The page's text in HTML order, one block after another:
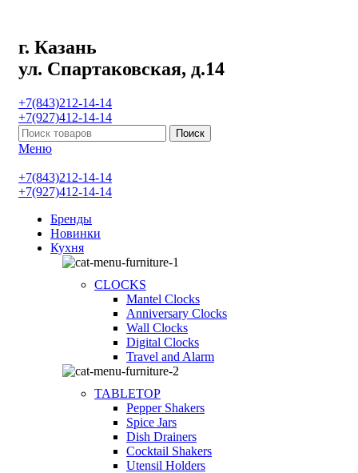
г. Казань
ул. Спартаковская, д.14
+7(843)212-14-14
+7(927)412-14-14
Поиск
Меню
+7(843)212-14-14
+7(927)412-14-14
Бренды
Новинки
Кухня
CLOCKS
Mantel Clocks
Anniversary Clocks
Wall Clocks
Digital Clocks
Travel and Alarm
TABLETOP
Pepper Shakers
Spice Jars
Dish Drainers
Сocktail Shakers
Utensil Holders